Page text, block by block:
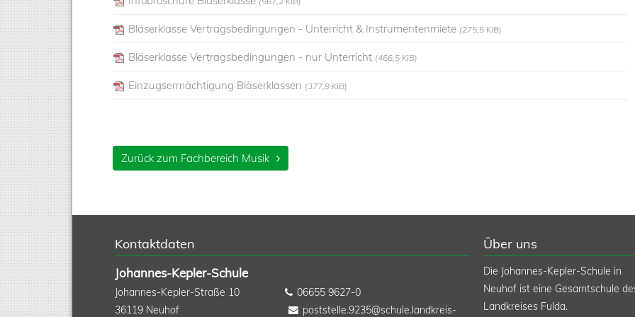
Bläserklasse Vertragsbedingungen - Unterricht & Instrumentenmiete (275,5 KiB)
Bläserklasse Vertragsbedingungen - nur Unterricht (466,5 KiB)
Einzugsermächtigung Bläserklassen (377,9 KiB)
Zurück zum Fachbereich Musik
Kontaktdaten
Johannes-Kepler-Schule
Johannes-Kepler-Straße 10
36119 Neuhof
06655 9627-0
poststelle.9235@schule.landkreis-
Über uns
Die Johannes-Kepler-Schule in
Neuhof ist eine Gesamtschule
Landkreises Fulda.